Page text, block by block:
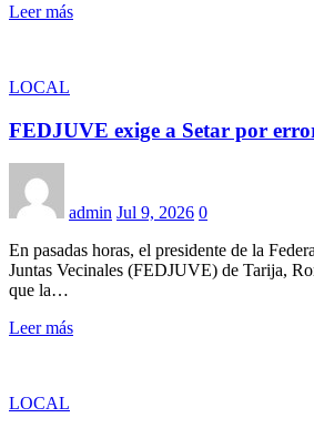
Leer más
LOCAL
FEDJUVE exige a Setar por
admin Jul 9, 2026 0
En pasadas horas, el presidente de la
Juntas Vecinales (FEDJUVE) de Tarija,
que la…
Leer más
LOCAL